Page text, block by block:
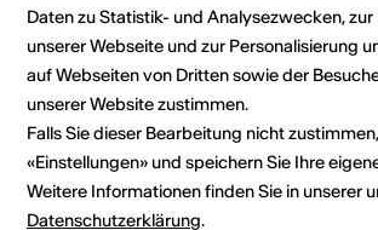
Details zur
Daten zu Statistik- und Analysezwecken, zur
unserer Webseite und zur Personalisierung
auf Webseiten von Dritten sowie der
unserer Website zustimmen.
Falls Sie dieser Bearbeitung nicht
«Einstellungen» und speichern Sie Ihre
Weitere Informationen finden Sie in unserer
Datenschutzerklärung.